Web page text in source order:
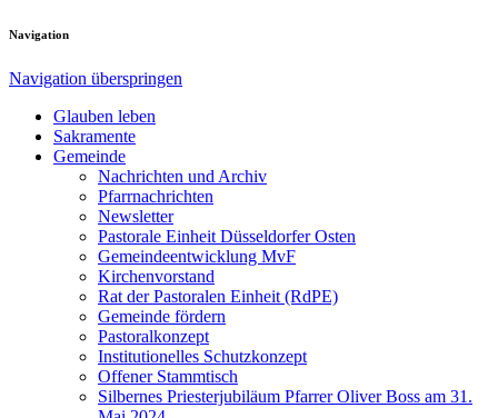
Navigation
Navigation überspringen
Glauben leben
Sakramente
Gemeinde
Nachrichten und Archiv
Pfarrnachrichten
Newsletter
Pastorale Einheit Düsseldorfer Osten
Gemeindeentwicklung MvF
Kirchenvorstand
Rat der Pastoralen Einheit (RdPE)
Gemeinde fördern
Pastoralkonzept
Institutionelles Schutzkonzept
Offener Stammtisch
Silbernes Priesterjubiläum Pfarrer Oliver Boss am 31.